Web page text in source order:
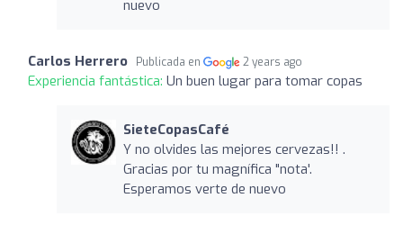
nuevo
Carlos Herrero Publicada en 2 years ago
Experiencia fantástica: Un buen lugar para tomar copas
SieteCopasCafé
Y no olvides las mejores cervezas!! .
Gracias por tu magnífica "nota'.
Esperamos verte de nuevo